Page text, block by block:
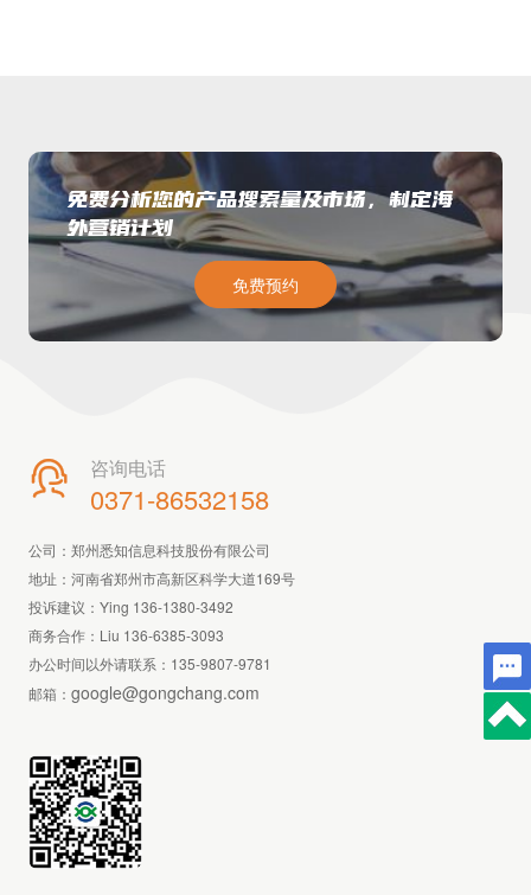
免费分析您的产品搜索量及市场，制定海
外营销计划
免费预约
 咨询电话
0371-86532158
公司：郑州悉知信息科技股份有限公司
地址：河南省郑州市高新区科学大道169号
投诉建议：Ying 136-1380-3492
商务合作：Liu 136-6385-3093
办公时间以外请联系： 135-9807-9781
邮箱： google@gongchang.com